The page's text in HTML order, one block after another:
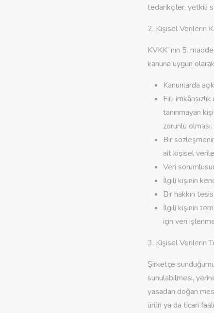
tedarikçiler, yetkili
2. Kişisel Verilerin
KVKK’ nın 5.
kanuna uygun
Kanunlarda
Fiili
tanınmayan
zorunlu olması.
Bir
ait kişisel
Veri
İlgili kişinin
Bir hakkın
İlgili kişinin
için veri
3. Kişisel Verilerin
Şirketçe
sunulabilmesi,
yasadan doğan
ürün ya da ticari